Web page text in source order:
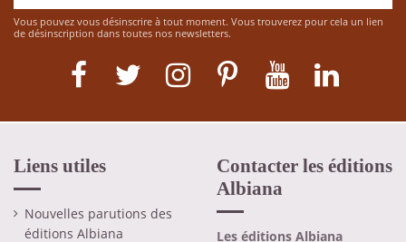
Vous pouvez vous désinscrire à tout moment. Vous trouverez pour cela un lien
de désinscription dans toutes nos newsletters.
Liens utiles
Nouvelles parutions des
éditions Albiana
Contacter les éditions
Albiana
Les éditions Albiana